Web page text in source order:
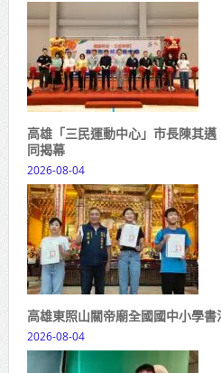
高雄「三民運動中心」市長陳其
同揭幕
2026-08-04
高雄東照山關帝廟全國國中小學
2026-08-04